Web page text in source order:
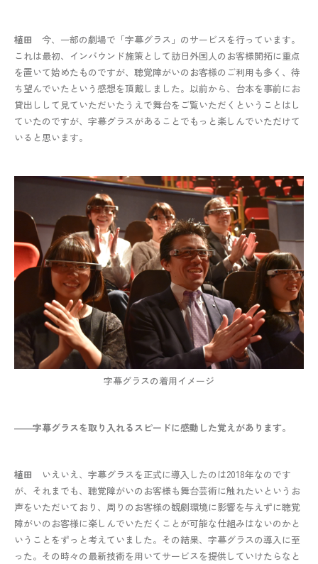
植田
今、一部の劇場で「字幕グラス」のサービスを行っています。
これは最初、インバウンド施策として訪日外国人のお客様開拓に重点
を置いて始めたものですが、聴覚障がいのお客様のご利用も多く、待
ち望んでいたという感想を頂戴しました。以前から、台本を事前にお
貸出しして見ていただいたうえで舞台をご覧いただくということはし
ていたのですが、字幕グラスがあることでもっと楽しんでいただけて
いると思います。
字幕グラスの着用イメージ
――字幕グラスを取り入れるスピードに感動した覚えがあります。
植田
いえいえ、字幕グラスを正式に導入したのは2018年なのです
が、それまでも、聴覚障がいのお客様も舞台芸術に触れたいというお
声をいただいており、周りのお客様の観劇環境に影響を与えずに聴覚
障がいのお客様に楽しんでいただくことが可能な仕組みはないのかと
いうことをずっと考えていました。その結果、字幕グラスの導入に至
った。その時々の最新技術を用いてサービスを提供していけたらなと